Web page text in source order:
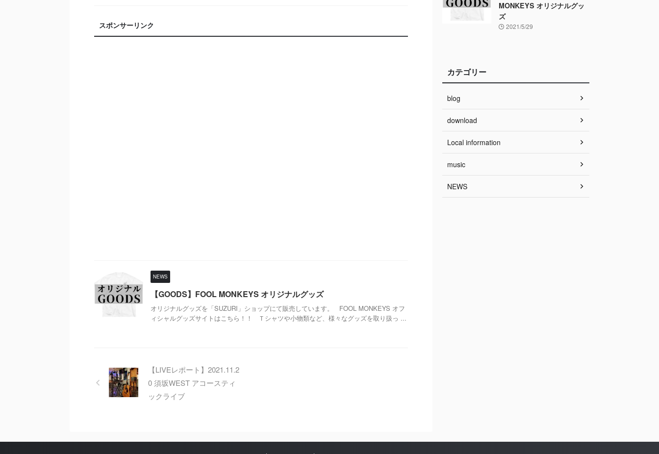
スポンサーリンク
NEWS
【GOODS】FOOL MONKEYS オリジナルグッズ
オリジナルグッズを「SUZURI」ショップにて販売しています。 FOOL MONKEYS オフ
ィシャルグッズサイトはこちら！！ Ｔシャツや小物類など、様々なグッズを取り扱っ ...
【LIVEレポート】2021.11.2
0 須坂WEST アコースティ
ックライブ
MONKEYS オリジナルグッ
ズ
2021/5/29
カテゴリー
blog
download
Local information
music
NEWS